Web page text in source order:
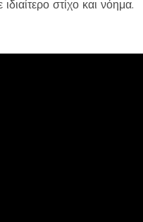
στίχο και νόημα.